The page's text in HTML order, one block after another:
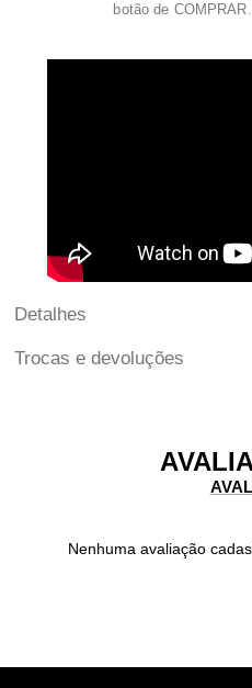
botão de
Detalhes
Trocas e devoluções
Nenhuma avaliação